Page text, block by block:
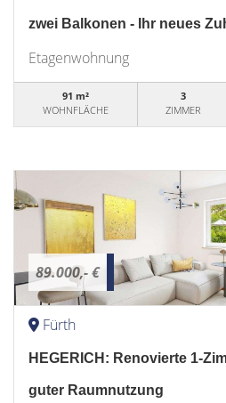
zwei Balkonen - Ihr neues
Etagenwohnung
91 m²
WOHNFLÄCHE
3
ZIMMER
89.000,- €
Fürth
HEGERICH: Renovierte 1-
guter Raumnutzung